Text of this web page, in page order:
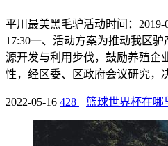
平川最美黑毛驴活动时间：2019-
17:30一、活动方案为推动我区
源开发与利用步伐，鼓励养殖企
性，经区委、区政府会议研究，
2022-05-16 428 篮球世界杯在哪